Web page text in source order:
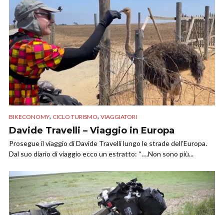
BIKECONOMY, CICLO TURISMO, VIAGGIATORI
Davide Travelli – Viaggio in Europa
Prosegue il viaggio di Davide Travelli lungo le strade dell’Europa.
Dal suo diario di viaggio ecco un estratto: “….Non sono più...